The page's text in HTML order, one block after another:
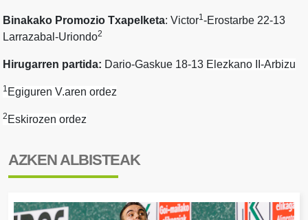
Binakako Promozio Txapelketa: Victor1-Erostarbe 22-13
Larrazabal-Uriondo2
Hirugarren partida: Dario-Gaskue 18-13 Elezkano II-Arbizu
1 Egiguren V.aren ordez
2 Eskirozen ordez
AZKEN ALBISTEAK